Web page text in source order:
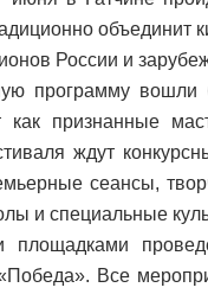
объединит
России и
программу
как признанные
ждут
сеансы,
и специальные
площадками
Все